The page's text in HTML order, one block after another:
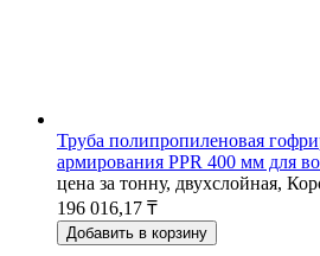
Труба полипропиленовая
армирования PPR 400 мм для
цена за тонну, двухслойная,
196 016,17 ₸
Добавить в корзину